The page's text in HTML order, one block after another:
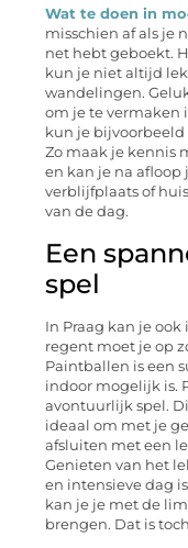
Wat te doen in
misschien af als je
net hebt geboekt.
kun je niet altijd
wandelingen.
om je te vermaken
kun je bijvoorbeeld
Zo maak je kennis
en kan je na afloop
verblijfplaats of
van de dag.
Een
spel
In Praag kan je
regent moet je op
Paintballen is een
indoor mogelijk is.
avontuurlijk spel.
ideaal om met je
afsluiten met een
Genieten van het
en intensieve dag
kan je je met de
brengen. Dat is